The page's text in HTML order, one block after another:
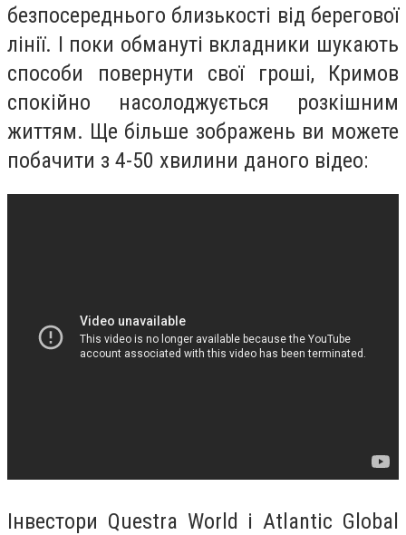
безпосереднього близькості від берегової
лінії. І поки обмануті вкладники шукають
способи повернути свої гроші, Кримов
спокійно насолоджується розкішним
життям. Ще більше зображень ви можете
побачити з 4-50 хвилини даного відео:
Інвестори Questra World і Atlantic Global